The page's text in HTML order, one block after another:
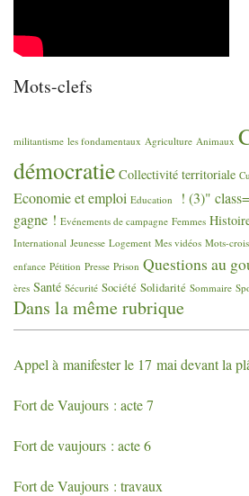
Mots-clefs
militantisme les fondamentaux Agriculture Animaux
démocratie Collectivité territoriale
Economie et emploi Education
! (3)"
gagne ! Evénements de campagne Femmes
International Jeunesse Logement Mes vidéos Mots-
enfance Pétition Presse Prison Questions au
ères Santé Sécurité Société Solidarité Sommaire
Dans la même rubrique
Appel à manifester le 17 mai devant la
Fort de Vaujours : acte 7
Fort de vaujours : acte 6
Fort de Vaujours : travaux